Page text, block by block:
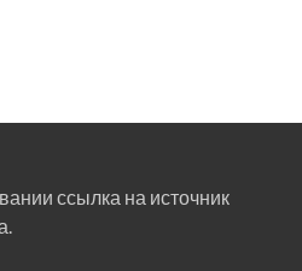
ссылка на источник